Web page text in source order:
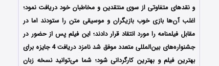
و نقدهای متفاوتی از سوی منتقدین و مخاطبان خود دریافت نمود؛
اغلب آن‌ها بازی خوب بازیگران و موسیقی متن را ستودند اما در
مقابل فیلمنامه را مورد انتقاد قرار دادند؛ این فیلم پس از حضور در
جشنواره‌‌های بین‌المللی متعدد موفق شد نامزد دریافت 4 جایزه برای
بهترین فیلم و بهترین کارگردانی شود؛ شما می‌توانید نسخه زبان